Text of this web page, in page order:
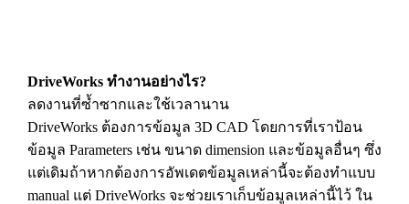
DriveWorks ทำงานอย่างไร?
ลดงานที่ซ้ำซากและใช้เวลานาน
DriveWorks ต้องการข้อมูล 3D CAD โดยการที่เราป้อน
ข้อมูล Parameters เช่น ขนาด dimension และข้อมูลอื่นๆ ซึ่ง
แต่เดิมถ้าหากต้องการอัพเดตข้อมูลเหล่านี้จะต้องทำแบบ
manual แต่ DriveWorks จะช่วยเราเก็บข้อมูลเหล่านี้ไว้ ใน